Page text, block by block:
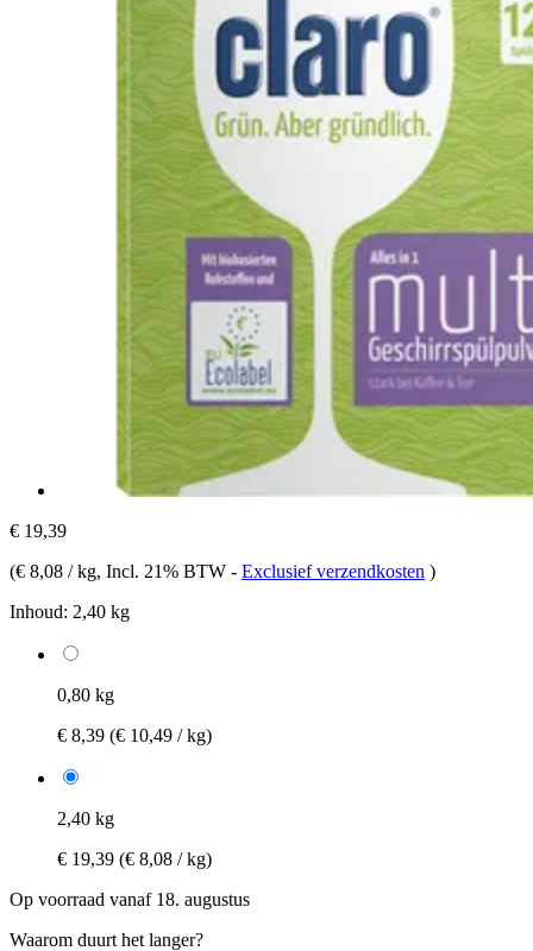
€ 19,39
(€ 8,08 / kg, Incl. 21% BTW - Exclusief verzendkosten )
Inhoud: 2,40 kg
0,80 kg
€ 8,39 (€ 10,49 / kg)
2,40 kg
€ 19,39 (€ 8,08 / kg)
Op voorraad vanaf 18. augustus
Waarom duurt het langer?